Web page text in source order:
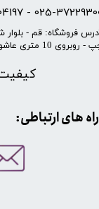
025-37229300 -
10 متری عاشوری - پلاک 100 (پوشاک گلپوش)
​​راه های ارتباطی: